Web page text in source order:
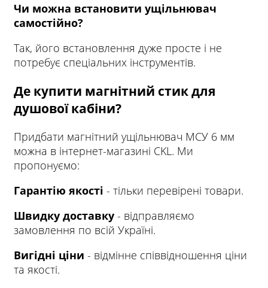
Чи можна встановити ущільнювач
самостійно?
Так, його встановлення дуже просте і не
потребує спеціальних інструментів.
Де купити магнітний стик для
душової кабіни?
Придбати магнітний ущільнювач МСУ 6 мм
можна в інтернет-магазині CKL. Ми
пропонуємо:
Гарантію якості - тільки перевірені товари.
Швидку доставку - відправляємо
замовлення по всій Україні.
Вигідні ціни - відмінне співвідношення ціни
та якості.